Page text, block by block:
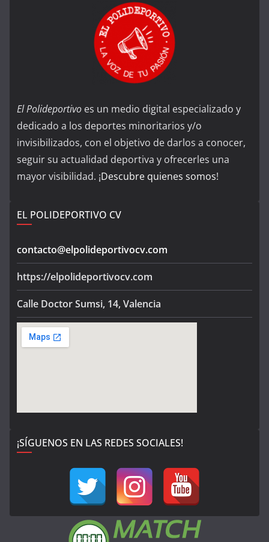
El Polideportivo es un medio digital especializado y
dedicado a los deportes minoritarios y/o
invisibilizados, con el objetivo de darlos a conocer,
seguir su actualidad deportiva y ofrecerles una
mayor visibilidad. ¡Descubre quienes somos!
EL POLIDEPORTIVO CV
contacto@elpolideportivocv.com
https://elpolideportivocv.com
Calle Doctor Sumsi, 14, Valencia
¡SÍGUENOS EN LAS REDES SOCIALES!